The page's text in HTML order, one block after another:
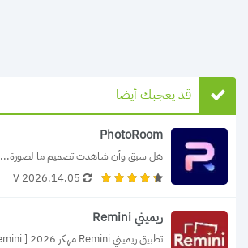
قد يعجبك أيضا
PhotoRoom
هل سبق وأن شاهدت تصميم ما لصورة...
2026.14.05 V
ريميني Remini
تطبيق ريميني Remini مهكر 2026 [ Remini...